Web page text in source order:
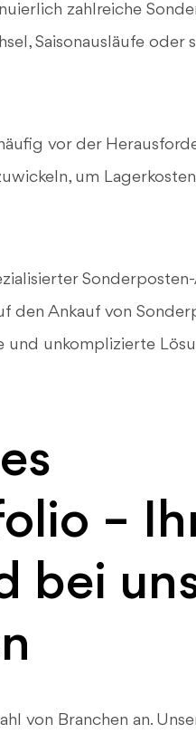
zahlreiche
Saisonausläufe oder
vor der
um
den Ankauf von
und unkomplizierte
–
bei
von Branchen an.